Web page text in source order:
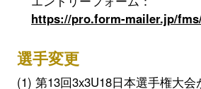
https://pro.form-mailer.jp/fms/
選手変更
第13回3x3U18日本選手権大